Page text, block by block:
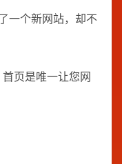
一个新网站，却不
页是唯一让您网